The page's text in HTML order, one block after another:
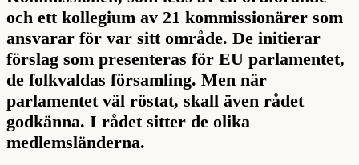
och ett kollegium av 21 kommissionärer som
ansvarar för var sitt område. De initierar
förslag som presenteras för EU parlamentet,
de folkvaldas församling. Men när
parlamentet väl röstat, skall även rådet
godkänna. I rådet sitter de olika
medlemsländerna.